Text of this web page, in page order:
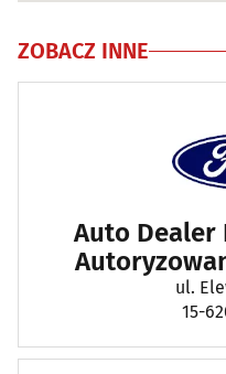
ZOBACZ INNE
Auto Dealer
ul.
15-